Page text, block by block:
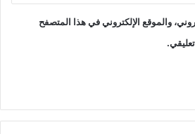
والموقع الإلكتروني في هذا المتصفح